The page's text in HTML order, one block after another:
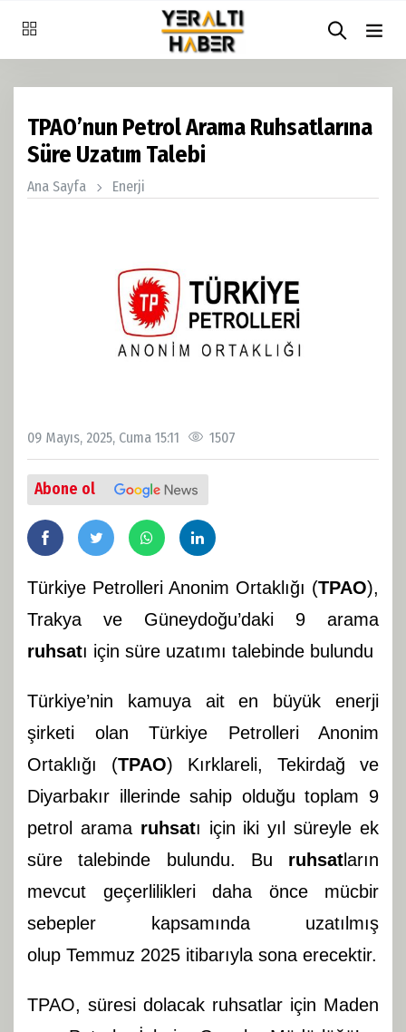
TPAO’nun Petrol Arama Ruhsatlarına
Süre Uzatım Talebi
Ana Sayfa Enerji
09 Mayıs, 2025, Cuma 15:11 1507
Abone ol
Türkiye Petrolleri Anonim Ortaklığı (TPAO),
Trakya ve Güneydoğu’daki 9 arama
ruhsatı için süre uzatımı talebinde bulundu
Türkiye’nin kamuya ait en büyük enerji
şirketi olan Türkiye Petrolleri Anonim
Ortaklığı (TPAO) Kırklareli, Tekirdağ ve
Diyarbakır illerinde sahip olduğu toplam 9
petrol arama ruhsatı için iki yıl süreyle ek
süre talebinde bulundu. Bu ruhsatların
mevcut geçerlilikleri daha önce mücbir
sebepler kapsamında uzatılmış
olup Temmuz 2025 itibarıyla sona erecektir.
TPAO, süresi dolacak ruhsatlar için Maden